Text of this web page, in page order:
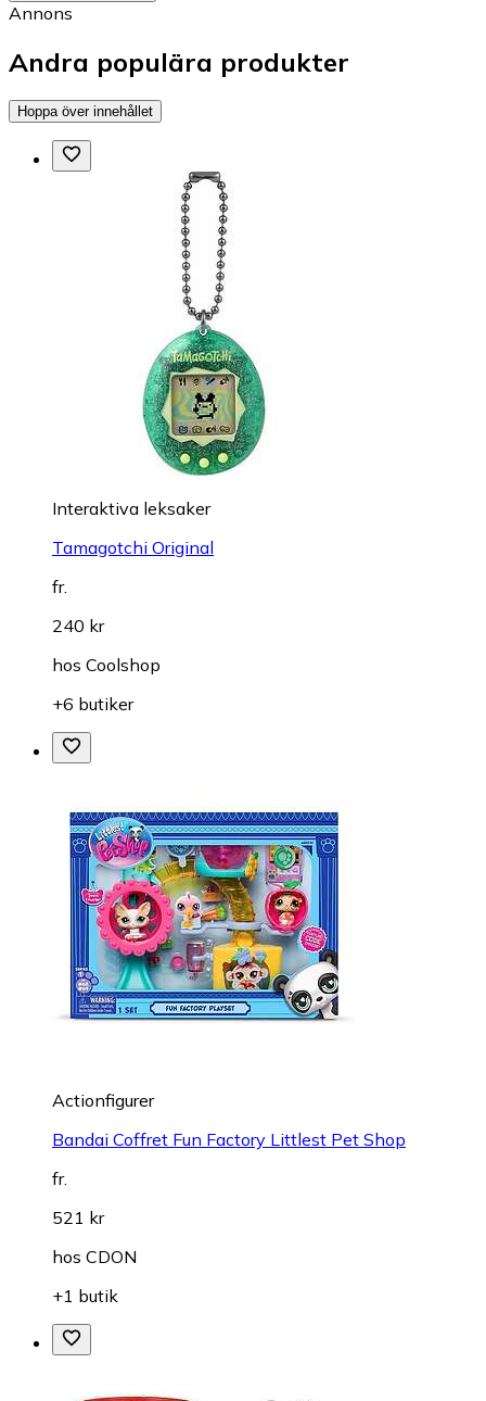
Annons
Andra populära produkter
Hoppa över innehållet
Interaktiva leksaker
Tamagotchi Original
fr.
240 kr
hos Coolshop
+6 butiker
Actionfigurer
Bandai Coffret Fun Factory Littlest Pet Shop
fr.
521 kr
hos CDON
+1 butik